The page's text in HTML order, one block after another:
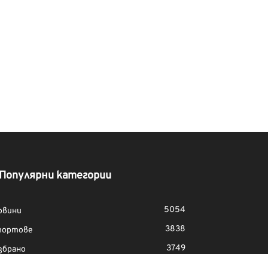
категории
5054
3838
3749